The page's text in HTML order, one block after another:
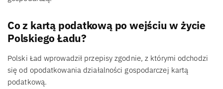
Co z kartą podatkową po wejściu w życie
Polskiego Ładu?
Polski Ład wprowadził przepisy zgodnie, z którymi odchodzi
się od opodatkowania działalności gospodarczej kartą
podatkową.